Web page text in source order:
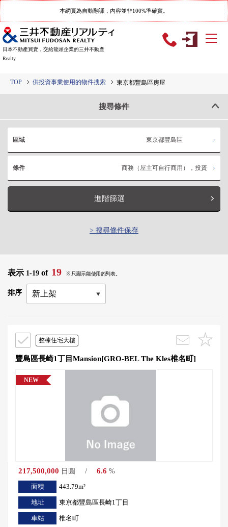
本網頁為自動翻譯，內容並非100%準確實。
日本不動產買賣，交給龍頭企業的三井不動產
Realty
TOP 供投資事業使用的物件搜索 東京都豐島區房屋
搜尋條件
區域 東京都豐島區
條件 商務（屋主可自行商用），投資
進階篩選
> 搜尋條件保存
表示 1-19 of 19 ※ 只顯示能使用的列表。
排序
整棟住宅大樓
豐島區長崎1丁目Mansion[GRO-BEL The Kles椎名町]
NEW
217,500,000 日圓 / 6.6 %
面積
443.79m²
地址 東京都豐島區長崎1丁目
車站
椎名町